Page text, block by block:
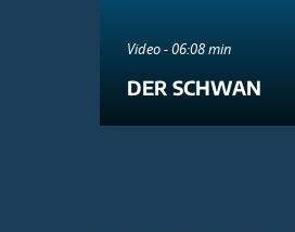
Video - 06:08 min
DER SCHWAN